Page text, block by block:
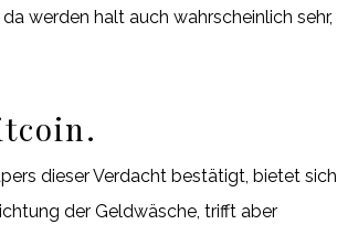
werden halt auch wahrscheinlich sehr,
dieser Verdacht bestätigt, bietet sich
der Geldwäsche, trifft aber